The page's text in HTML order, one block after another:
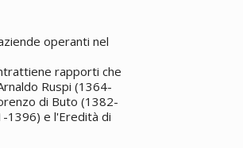
operanti nel
rapporti che
Ruspi (1364-
di Buto (1382-
1396) e l'Eredità di